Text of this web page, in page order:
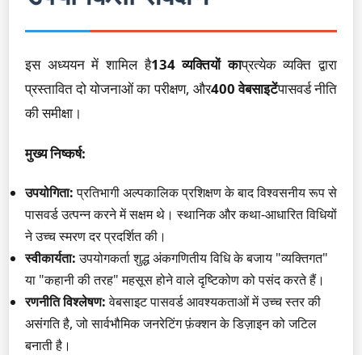
इस अध्ययन में शामिल है134 व्यक्तियों काप्रत्येक व्यक्ति द्वारा
प्रस्तावित दो योजनाओं का परीक्षण, और400 वेबसाइटेंपासवर्ड नीति
की समीक्षा।
मुख्य निष्कर्ष:
उपयोगिता:प्रतिभागी अल्पकालिक प्रशिक्षण के बाद विश्वसनीय रूप से
पासवर्ड उत्पन्न करने में सक्षम थे। स्थानिक और कथा-आधारित विधियों
ने उच्च स्मरण दर प्रदर्शित की।
स्वीकार्यता:उपयोगकर्ता शुद्ध अंकगणितीय विधि के बजाय "व्यक्तिगत"
या "कहानी की तरह" महसूस होने वाले दृष्टिकोण को पसंद करते हैं।
रणनीति विश्लेषण:वेबसाइट पासवर्ड आवश्यकताओं में उच्च स्तर की
असंगति है, जो सार्वभौमिक जनरेटिंग फ़ंक्शन के डिज़ाइन को जटिल
बनाती है।